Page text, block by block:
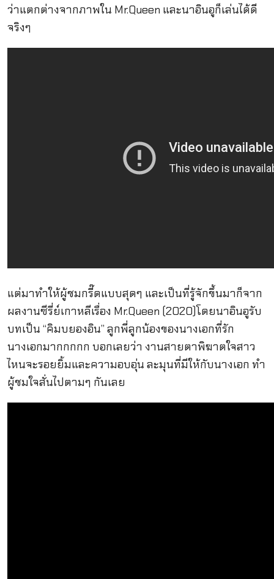
ว่าแตกต่างจากภาพใน Mr.Queen และนาอินอูก็เล่นได้ดี
จริงๆ
แต่มาทำให้ผู้ชมกรี๊ดแบบสุดๆ และเป็นที่รู้จักขึ้นมาก็จาก
ผลงานซีรี่ย์เกาหลีเรื่อง Mr.Queen (2020)โดยนาอินอูรับ
บทเป็น “คิมบยองอิน” ลูกพี่ลูกน้องของนางเอกที่รัก
นางเอกมากกกกก บอกเลยว่า งานสายตาพิฆาตใจสาว
ไหนจะรอยยิ้มและความอบอุ่น ละมุนที่มีให้กับนางเอก ทำ
ผู้ชมใจสั่นไปตามๆ กันเลย